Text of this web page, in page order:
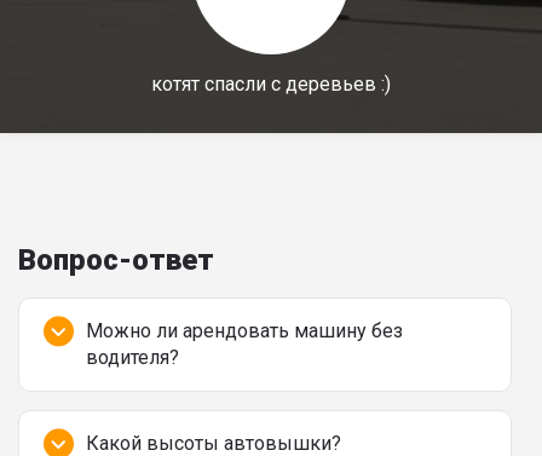
котят спасли с деревьев :)
Вопрос-ответ
Можно ли арендовать машину без
водителя?
Какой высоты автовышки?